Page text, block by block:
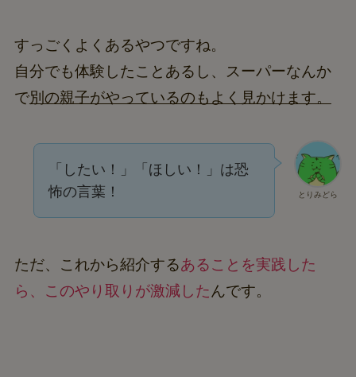
すっごくよくあるやつですね。
自分でも体験したことあるし、スーパーなんか
で別の親子がやっているのもよく見かけます。
とりみどら
「したい！」「ほしい！」は恐
怖の言葉！
ただ、これから紹介するあることを実践した
ら、このやり取りが激減したんです。